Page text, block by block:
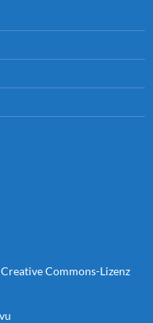
Creative Commons-Lizenz